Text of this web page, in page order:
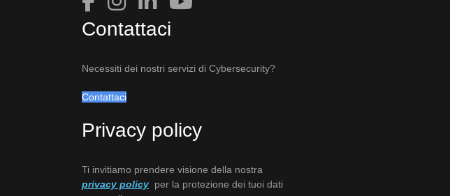
Contattaci
Necessiti dei nostri servizi di Cybersecurity?
Contattaci
Privacy policy
Ti invitiamo prendere visione della nostra
privacy policy per la protezione dei tuoi dati